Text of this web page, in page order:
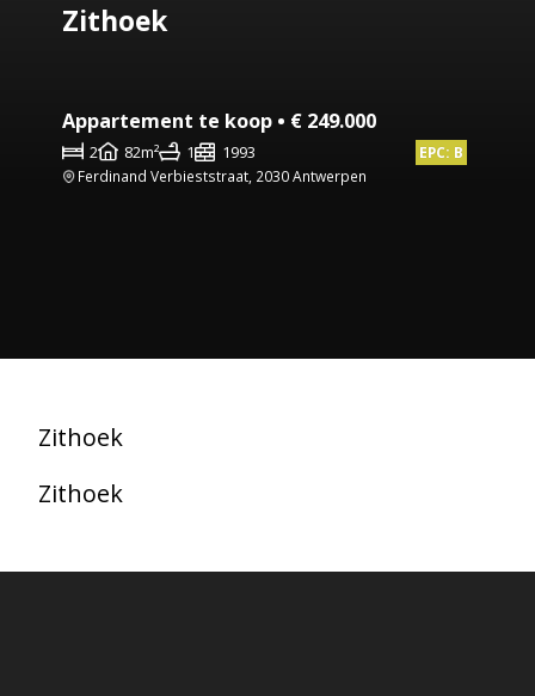
Zithoek
Appartement te koop • € 249.000
2 82m² 1 1993
EPC: B
Ferdinand Verbieststraat, 2030 Antwerpen
Zithoek
Zithoek